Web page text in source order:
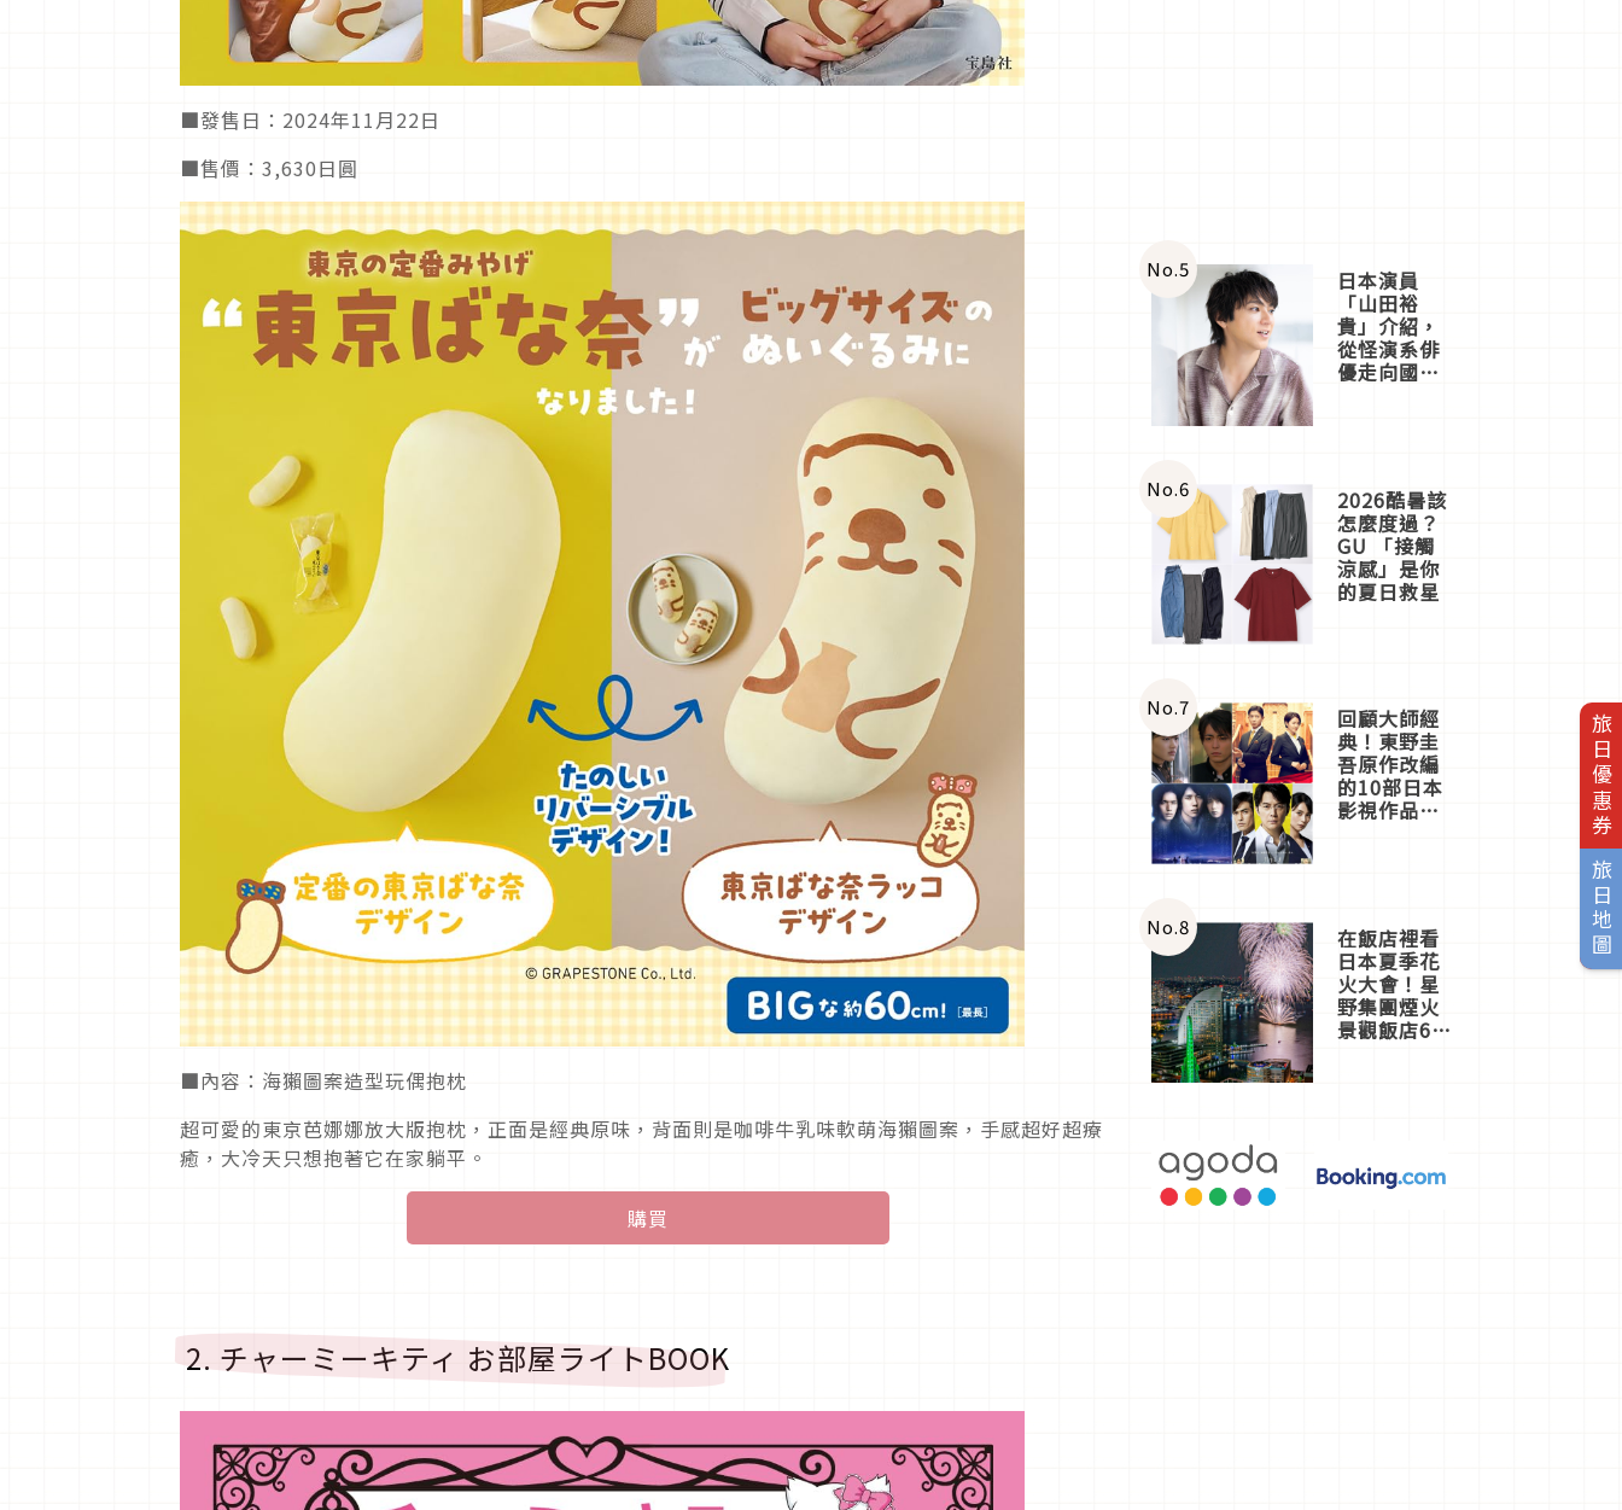
旅日優惠券
旅日地圖
■發售日：2024年11月22日
■售價：3,630日圓
■內容：海獺圖案造型玩偶抱枕
超可愛的東京芭娜娜放大版抱枕，正面是經典原味，背面則是咖啡牛乳味軟萌海獺圖案，手感超好超療
癒，大冷天只想抱著它在家躺平。
購買
2. チャーミーキティ お部屋ライトBOOK
No.5 日本演員
「山田裕
貴」介紹，
從怪演系俳
優走向國民
No.6 2026酷暑該
怎麼度過？
GU 「接觸
涼感」是你
的夏日救星
No.7 回顧大師經
典！東野圭
吾原作改編
的10部日本
影視作品推
No.8 在飯店裡看
日本夏季花
火大會！星
野集團煙火
景觀飯店6